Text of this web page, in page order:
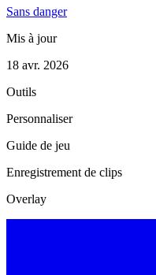
Sans danger
Mis à jour
18 avr. 2026
Outils
Personnaliser
Guide de jeu
Enregistrement de clips
Overlay